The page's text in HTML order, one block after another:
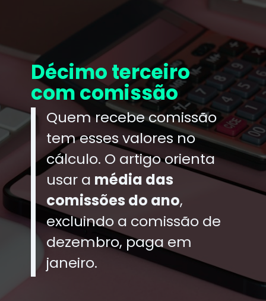
Décimo terceiro
com comissão
Quem recebe comissão
tem esses valores no
cálculo. O artigo orienta
usar a média das
comissões do ano,
excluindo a comissão de
dezembro, paga em
janeiro.